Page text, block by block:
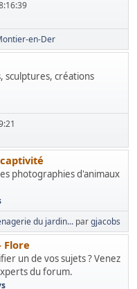
en-Der
sculptures, créations
photographies d'animaux
du jardin... pargjacobs
un de vos sujets ? Venez
du forum.